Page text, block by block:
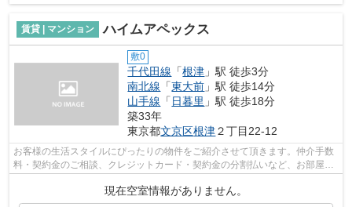
賃貸 | マンション ハイムアペックス
敷0
千代田線 「根津 」駅 徒歩3分
南北線 「東大前 」駅 徒歩14分
山手線 「日暮里 」駅 徒歩18分
築33年
東京都文京区根津２丁目22-12
お客様の生活スタイルにぴったりの物件をご紹介させて頂きます。仲介手数
料・契約金のご相談、クレジットカード・契約金の分割払いなど、お部屋探
現在空室情報がありません。